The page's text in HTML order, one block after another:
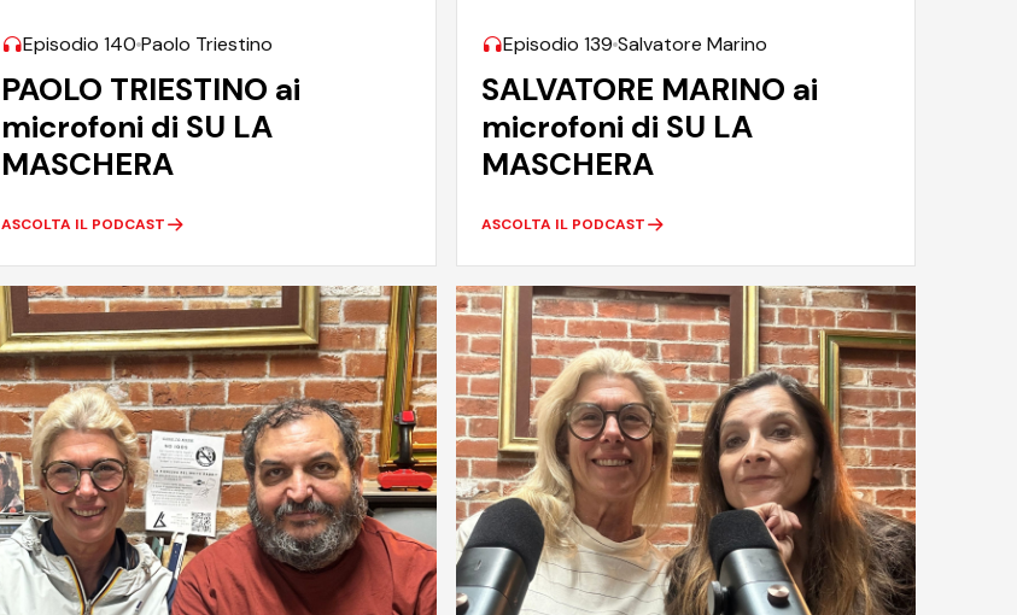
Episodio 140Paolo Triestino
PAOLO TRIESTINO ai
microfoni di SU LA
MASCHERA
ASCOLTA IL PODCAST
Episodio 139 Salvatore Marino
SALVATORE MARINO ai
microfoni di SU LA
MASCHERA
ASCOLTA IL PODCAST